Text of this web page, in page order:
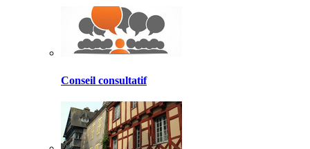
Conseil consultatif